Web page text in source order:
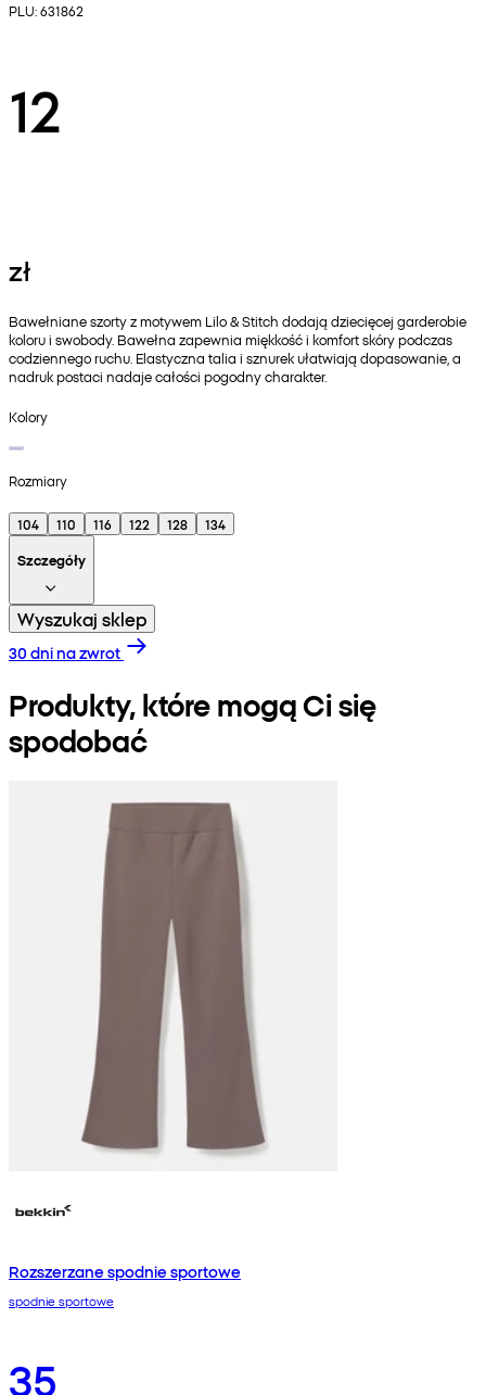
PLU: 631862
12
zł
Bawełniane szorty z motywem Lilo & Stitch dodają dziecięcej garderobie
koloru i swobody. Bawełna zapewnia miękkość i komfort skóry podczas
codziennego ruchu. Elastyczna talia i sznurek ułatwiają dopasowanie, a
nadruk postaci nadaje całości pogodny charakter.
Kolory
Rozmiary
104 110 116 122 128
134
Szczegóły
Wyszukaj sklep
30 dni na zwrot
Produkty, które mogą Ci się
spodobać
Rozszerzane spodnie sportowe
spodnie sportowe
35